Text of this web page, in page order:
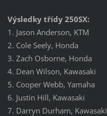
Výsledky třídy 250SX:
1. Jason Anderson, KTM
2. Cole Seely, Honda
3. Zach Osborne, Honda
4. Dean Wilson, Kawasaki
5. Cooper Webb, Yamaha
6. Justin Hill, Kawasaki
7. Darryn Durham, Kawasaki